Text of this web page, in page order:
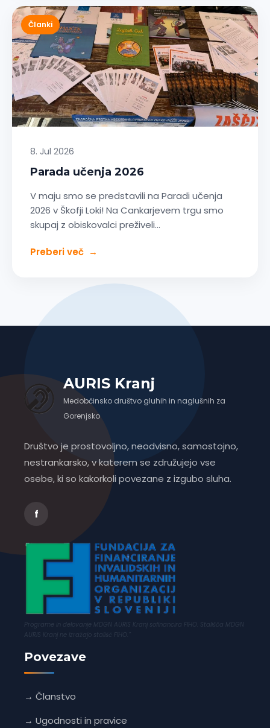
Članki
8. Jul 2026
Parada učenja 2026
V maju smo se predstavili na Paradi učenja
2026 v Škofji Loki! Na Cankarjevem trgu smo
skupaj z obiskovalci preživeli…
Preberi več →
AURIS Kranj
Medobčinsko društvo gluhih in naglušnih za
Gorenjsko
Društvo je prostovoljno, neodvisno, samostojno,
nestrankarsko, v katerem se združujejo vse
osebe, ki so kakorkoli povezane z izgubo sluha.
f
Programe in delovanje MDGN AURIS Kranj sofinancira FIHO. Stališča MDGN
AURIS Kranj ne izražajo stališč FIHO.”
Povezave
→ Članstvo
→ Ugodnosti in pravice